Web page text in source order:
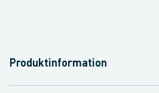
Produktinformation